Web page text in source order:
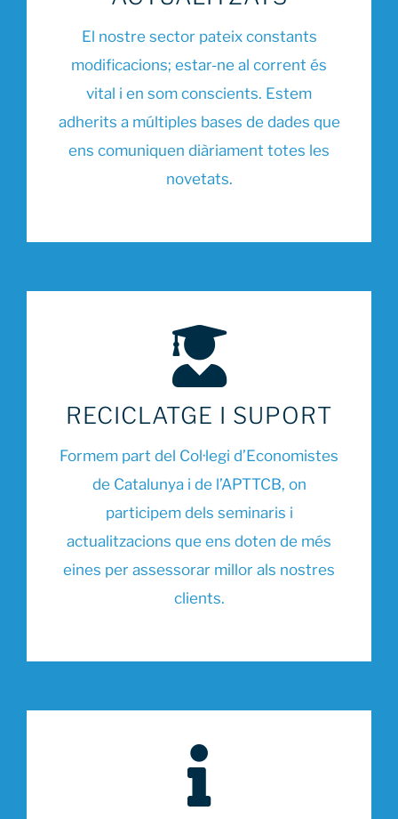
El nostre sector pateix constants
modificacions; estar-ne al corrent és
vital i en som conscients. Estem
adherits a múltiples bases de dades que
ens comuniquen diàriament totes les
novetats.
RECICLATGE I SUPORT
Formem part del Col·legi d’Economistes
de Catalunya i de l’APTTCB, on
participem dels seminaris i
actualitzacions que ens doten de més
eines per assessorar millor als nostres
clients.